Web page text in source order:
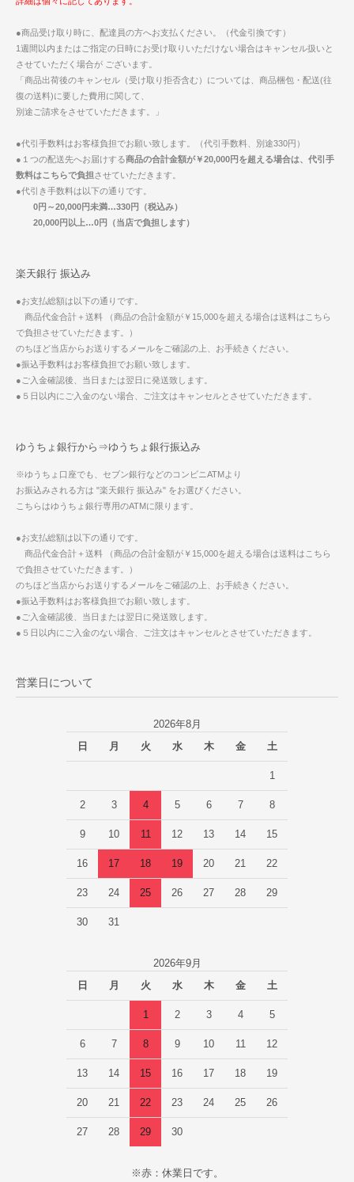
●商品受け取り時に、配達員の方へお支払ください。（代金引換です）
1週間以内またはご指定の日時にお受け取りいただけない場合はキャンセル扱いと
させていただく場合が ございます。
「商品出荷後のキャンセル（受け取り拒否含む）については、商品梱包・配送(往
復の送料)に要した費用に関して、
別途ご請求をさせていただきます。」
●代引手数料はお客様負担でお願い致します。（代引手数料、別途330円）
●１つの配送先へお届けする商品の合計金額が￥20,000円を超える場合は、代引手
数料はこちらで負担 させていただきます。
●代引き手数料は以下の通りです。
0円～20,000円未満…330円（税込み）
20,000円以上…0円（当店で負担します）
楽天銀行 振込み
●お支払総額は以下の通りです。
商品代金合計＋送料 （商品の合計金額が￥15,000を超える場合は送料はこちら
で負担させていただきます。）
のちほど当店からお送りするメールをご確認の上、お手続きください。
●振込手数料はお客様負担でお願い致します。
●ご入金確認後、当日または翌日に発送致します。
●５日以内にご入金のない場合、ご注文はキャンセルとさせていただきます。
ゆうちょ銀行から⇒ゆうちょ銀行振込み
※ゆうちょ口座でも、セブン銀行などのコンビニATMより
お振込みされる方は "楽天銀行 振込み" をお選びください。
こちらはゆうちょ銀行専用のATMに限ります。
●お支払総額は以下の通りです。
商品代金合計＋送料 （商品の合計金額が￥15,000を超える場合は送料はこちら
で負担させていただきます。）
のちほど当店からお送りするメールをご確認の上、お手続きください。
●振込手数料はお客様負担でお願い致します。
●ご入金確認後、当日または翌日に発送致します。
●５日以内にご入金のない場合、ご注文はキャンセルとさせていただきます。
営業日について
2026年8月
日
月 火 水 木 金 土
1
2 3 4 5 6 7 8
9 10 11 12 13 14 15
16 17 18 19 20 21 22
23 24 25 26 27 28 29
30 31
2026年9月
日
月 火 水 木 金 土
1 2 3 4 5
6 7 8 9 10 11 12
13 14 15 16 17 18 19
20 21 22 23 24 25 26
27 28 29 30
※赤：休業日です。